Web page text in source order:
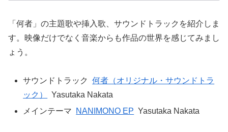
「何者」の主題歌や挿入歌、サウンドトラックを紹介しま
す。映像だけでなく音楽からも作品の世界を感じてみまし
ょう。
サウンドトラック
何者（オリジナル・サウンドトラ
ック）
Yasutaka Nakata
メインテーマ
NANIMONO EP Yasutaka Nakata